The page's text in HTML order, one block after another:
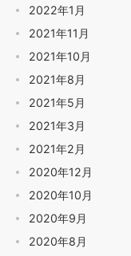
2022年1月
2021年11月
2021年10月
2021年8月
2021年5月
2021年3月
2021年2月
2020年12月
2020年10月
2020年9月
2020年8月